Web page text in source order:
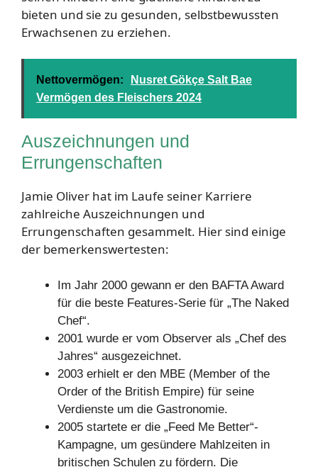
bieten und sie zu gesunden, selbstbewussten
Erwachsenen zu erziehen.
Nettovermögen:
Nusret Gökçe Salt Bae
Vermögen des Fleischers 2024
Auszeichnungen und
Errungenschaften
Jamie Oliver hat im Laufe seiner Karriere
zahlreiche Auszeichnungen und
Errungenschaften gesammelt. Hier sind einige
der bemerkenswertesten:
Im Jahr 2000 gewann er den BAFTA Award
für die beste Features-Serie für „The Naked
Chef“.
2001 wurde er vom Observer als „Chef des
Jahres“ ausgezeichnet.
2003 erhielt er den MBE (Member of the
Order of the British Empire) für seine
Verdienste um die Gastronomie.
2005 startete er die „Feed Me Better“-
Kampagne, um gesündere Mahlzeiten in
britischen Schulen zu fördern. Die